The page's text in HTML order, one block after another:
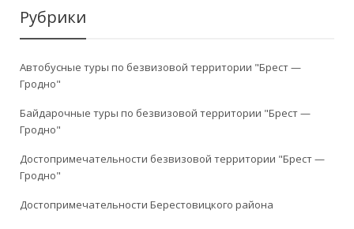
Рубрики
Автобусные туры по безвизовой территории "Брест —
Гродно"
Байдарочные туры по безвизовой территории "Брест —
Гродно"
Достопримечательности безвизовой территории "Брест —
Гродно"
Достопримечательности Берестовицкого района